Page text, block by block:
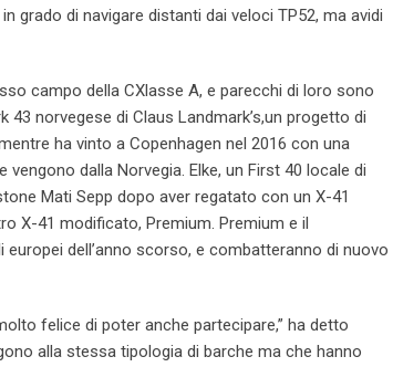
grado di navigare distanti dai veloci TP52, ma avidi
campo della CXlasse A, e parecchi di loro sono
norvegese di Claus Landmark’s,un progetto di
ha vinto a Copenhagen nel 2016 con una
dalla Norvegia. Elke, un First 40 locale di
Mati Sepp dopo aver regatato con un X-41
X-41 modificato, Premium. Premium e il
dell’anno scorso, e combatteranno di nuovo
felice di poter anche partecipare,” ha detto
alla stessa tipologia di barche ma che hanno